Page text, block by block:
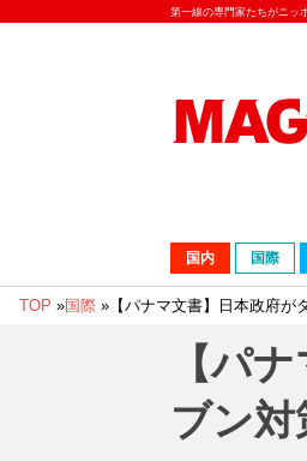
第一線の専門家たちがニッ
国内 国際
TOP »国際 » 【パナマ文書】日本政府
【パ
ブン対